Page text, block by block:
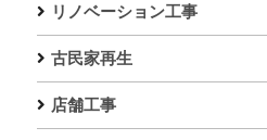
リノベーション工事
古民家再生
店舗工事